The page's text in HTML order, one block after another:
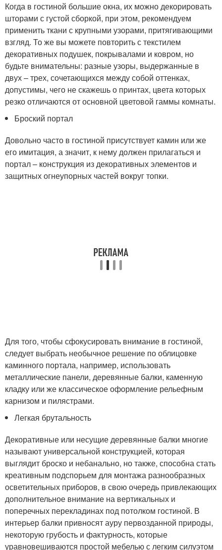
Когда в гостиной большие окна, их можно декорировать
шторами с густой сборкой, при этом, рекомендуем
применить ткани с крупными узорами, притягивающими
взгляд. То же вы можете повторить с текстилем
декоративных подушек, покрывалами и ковром, но
будьте внимательны: разные узоры, выдержанные в
двух – трех, сочетающихся между собой оттенках,
допустимы, чего не скажешь о принтах, цвета которых
резко отличаются от основной цветовой гаммы комнаты.
Броский портал
Довольно часто в гостиной присутствует камин или же
его имитация, а значит, к нему должен прилагаться и
портал – конструкция из декоративных элементов и
защитных огнеупорных частей вокруг топки.
Для того, чтобы сфокусировать внимание в гостиной,
следует выбрать необычное решение по облицовке
каминного портала, например, использовать
металлические панели, деревянные балки, каменную
кладку или же классическое оформление рельефным
карнизом и пилястрами.
Легкая брутальность
Декоративные или несущие деревянные балки многие
называют универсальной конструкцией, которая
выглядит броско и небанально, но также, способна стать
креативным подспорьем для монтажа разнообразных
осветительных приборов, в свою очередь привлекающих
дополнительное внимание на вертикальных и
поперечных перекладинах под потолком гостиной. В
интерьер балки привносят ауру первозданной природы,
некоторую грубость и фактурность, которые
уравновешиваются простой мебелью с легким силуэтом